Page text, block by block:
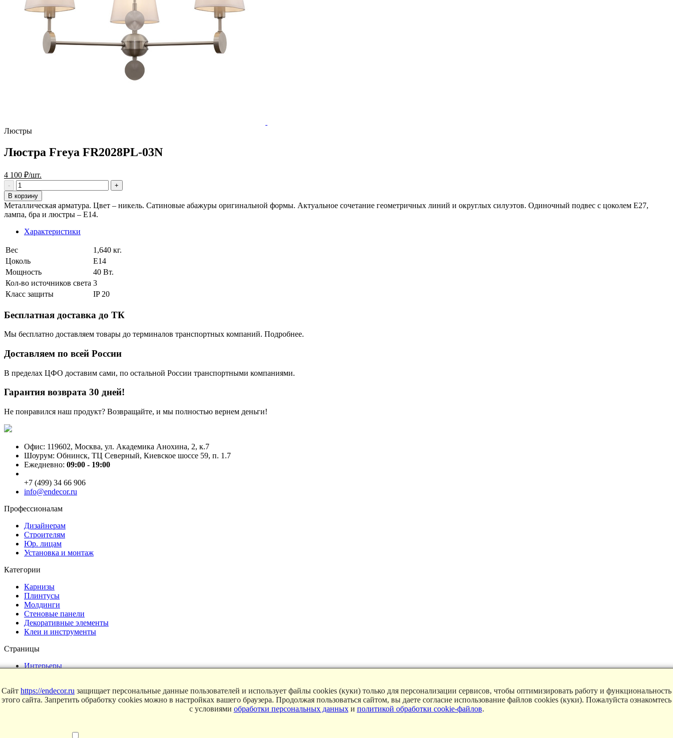
Люстры
Люстра Freya FR2028PL-03N
4 100 ₽/шт.
В корзину
Металлическая арматура. Цвет – никель. Сатиновые абажуры оригинальной формы. Актуальное сочетание геометричных линий и округлых силуэтов. Одиночный подвес с цоколем Е27,
лампа, бра и люстры – Е14.
Характеристики
Вес
1,640 кг.
Цоколь
E14
Мощность
40 Вт.
Кол-во источников света 3
Класс защиты
IP 20
Бесплатная доставка до ТК
Мы бесплатно доставляем товары до терминалов транспортных компаний. Подробнее.
Доставляем по всей России
В пределах ЦФО доставим сами, по остальной России транспортными компаниями.
Гарантия возврата 30 дней!
Не понравился наш продукт? Возвращайте, и мы полностью вернем деньги!
Офис: 119602, Москва, ул. Академика Анохина, 2, к.7
Шоурум: Обнинск, ТЦ Северный, Киевское шоссе 59, п. 1.7
Ежедневно: 09:00 - 19:00
+7 (499) 34 66 906
info@endecor.ru
Профессионалам
Дизайнерам
Строителям
Юр. лицам
Установка и монтаж
Категории
Карнизы
Плинтусы
Молдинги
Стеновые панели
Декоративные элементы
Клеи и инструменты
Страницы
Интерьеры
О компании
Сайт https://endecor.ru защищает персональные данные пользователей и использует файлы cookies (куки) только для персонализации сервисов, чтобы оптимизировать работу и функциональность
этого сайта. Запретить обработку cookies можно в настройках вашего браузера. Продолжая пользоваться сайтом, вы даете согласие использование файлов cookies (куки). Пожалуйста ознакомтесь
с условиями обработки персональных данныхи политикой обработки cookie-файлов.